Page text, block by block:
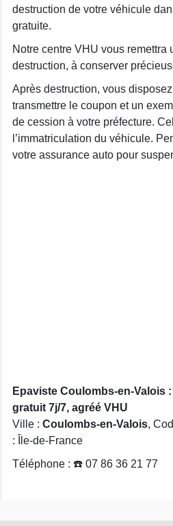
destruction de votre véhicule
gratuite.
Notre centre VHU vous remettra
destruction, à conserver
Après destruction, vous
transmettre le coupon et un
de cession à votre préfecture.
l’immatriculation du véhicule.
votre assurance auto pour
Epaviste Coulombs-en-Valois
gratuit 7j/7, agréé VHU
Ville : Coulombs-en-Valois,
: Île-de-France
Téléphone : ☎️ 07 86 36 21 77